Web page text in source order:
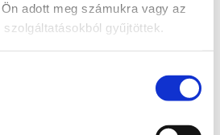
adott meg számukra vagy az
gyűjtöttek.
(see the browser console for more